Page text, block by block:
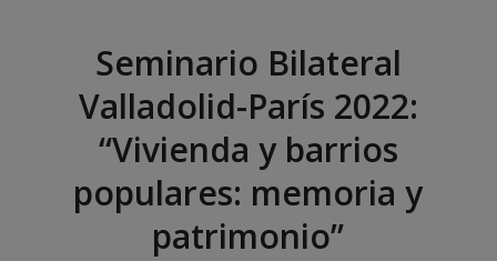
Seminario Bilateral
Valladolid-París 2022:
“Vivienda y barrios
populares: memoria y
patrimonio”